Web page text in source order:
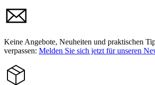
Keine Angebote, Neuheiten und praktischen
verpassen: Melden Sie sich jetzt für unseren